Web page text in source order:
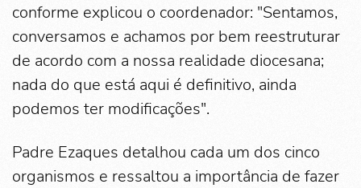
conforme explicou o coordenador: "Sentamos,
conversamos e achamos por bem reestruturar
de acordo com a nossa realidade diocesana;
nada do que está aqui é definitivo, ainda
podemos ter modificações".
Padre Ezaques detalhou cada um dos cinco
organismos e ressaltou a importância de fazer